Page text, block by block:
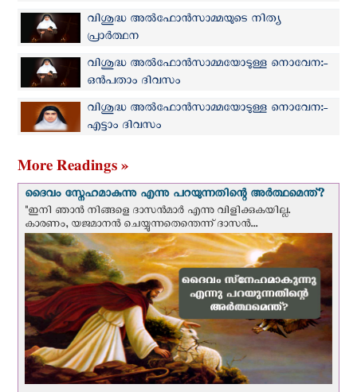
വിശുദ്ധ അല്‍ഫോന്‍സാമ്മയുടെ നിത്യ
പ്രാര്‍ത്ഥന
വിശുദ്ധ അല്‍ഫോന്‍സാമ്മയോടുള്ള നൊവേന:-
ഒന്‍പതാം ദിവസം
വിശുദ്ധ അല്‍ഫോന്‍സാമ്മയോടുള്ള നൊവേന:-
എട്ടാം ദിവസം
More Readings »
ദൈവം സ്നേഹമാകുന്നു എന്നു പറയുന്നതിന്റെ അർത്ഥമെന്ത്?
"ഇനി ഞാന്‍ നിങ്ങളെ ദാസന്‍മാര്‍ എന്നു വിളിക്കുകയില്ല.
കാരണം, യജമാനന്‍ ചെയ്യുന്നതെന്തെന്ന് ദാസന്‍...